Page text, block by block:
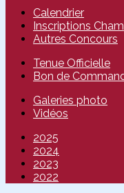
Calendrier
Inscriptions
Autres Concours
Tenue Officielle
Bon de
Galeries photo
Vidéos
2025
2024
2023
2022